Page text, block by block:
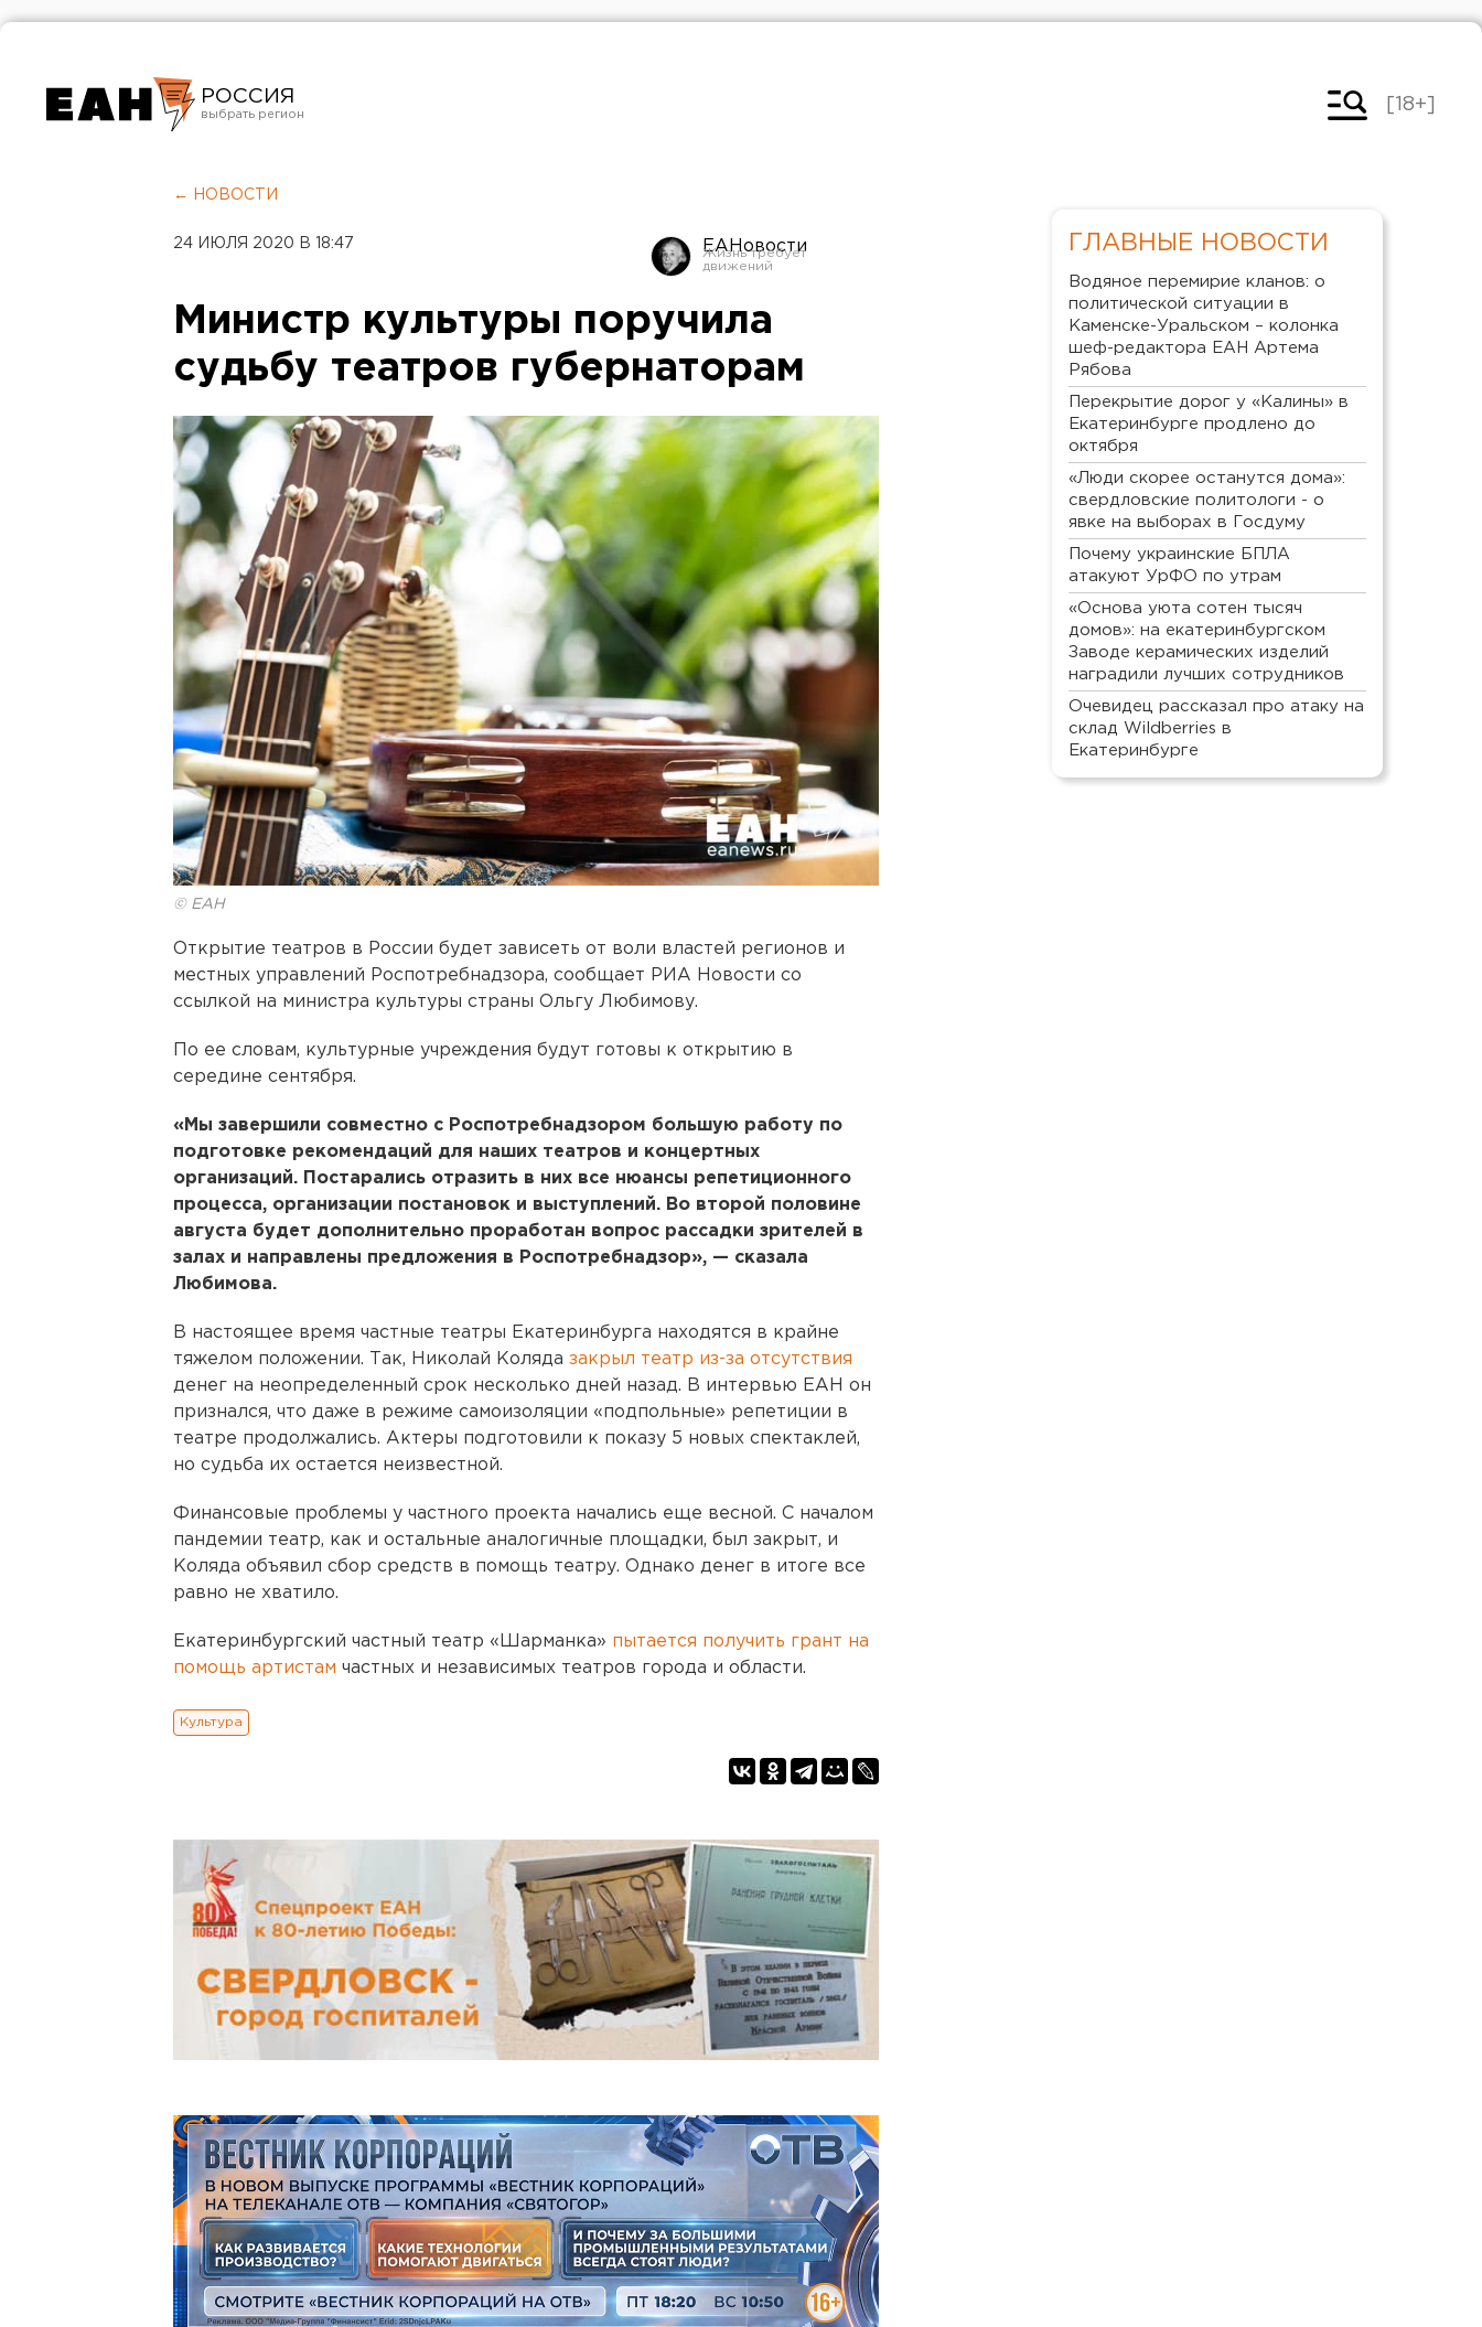
РОССИЯ
Челябинск
[18+]
← НОВОСТИ
24 ИЮЛЯ 2020 В 18:47 ЕАНовости
Министр культуры поручила
судьбу театров губернаторам
© ЕАН
Открытие театров в России будет зависеть от воли властей регионов и
местных управлений Роспотребнадзора, сообщает РИА Новости со
ссылкой на министра культуры страны Ольгу Любимову.
По ее словам, культурные учреждения будут готовы к открытию в
середине сентября.
«Мы завершили совместно с Роспотребнадзором большую работу по
подготовке рекомендаций для наших театров и концертных
организаций. Постарались отразить в них все нюансы репетиционного
процесса, организации постановок и выступлений. Во второй половине
августа будет дополнительно проработан вопрос рассадки зрителей в
залах и направлены предложения в Роспотребнадзор», — сказала
Любимова.
В настоящее время частные театры Екатеринбурга находятся в крайне
тяжелом положении. Так, Николай Коляда закрыл театр из-за отсутствия
денег на неопределенный срок несколько дней назад. В интервью ЕАН он
признался, что даже в режиме самоизоляции «подпольные» репетиции в
театре продолжались. Актеры подготовили к показу 5 новых спектаклей,
но судьба их остается неизвестной.
Финансовые проблемы у частного проекта начались еще весной. С началом
пандемии театр, как и остальные аналогичные площадки, был закрыт, и
Коляда объявил сбор средств в помощь театру. Однако денег в итоге все
равно не хватило.
Екатеринбургский частный театр «Шарманка» пытается получить грант на
помощь артистам частных и независимых театров города и области.
Культура
ГЛАВНЫЕ НОВОСТИ
Водяное перемирие кланов: о
политической ситуации в
Каменске-Уральском – колонка
шеф-редактора ЕАН Артема
Рябова
Перекрытие дорог у «Калины» в
Екатеринбурге продлено до
октября
«Люди скорее останутся дома»:
свердловские политологи - о
явке на выборах в Госдуму
Почему украинские БПЛА
атакуют УрФО по утрам
«Основа уюта сотен тысяч
домов»: на екатеринбургском
Заводе керамических изделий
наградили лучших сотрудников
Очевидец рассказал про атаку на
склад Wildberries в
Екатеринбурге